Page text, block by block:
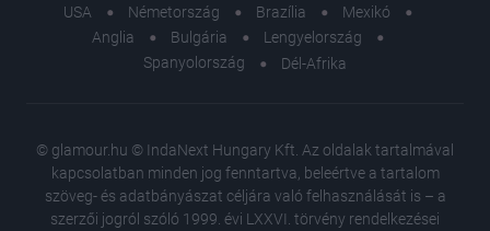
USA Németország Brazília
Mexikó
Anglia
Bulgária
Lengyelország
Spanyolország
Dél-Afrika
© glamour.hu © IndaNext Hungary Kft. Az oldalak tartalmával
kapcsolatban minden jog fenntartva, beleértve a tartalom
szöveg- és adatbányászat céljára való felhasználását is – a
szerzői jogról szóló 1999. évi LXXVI. törvény rendelkezései